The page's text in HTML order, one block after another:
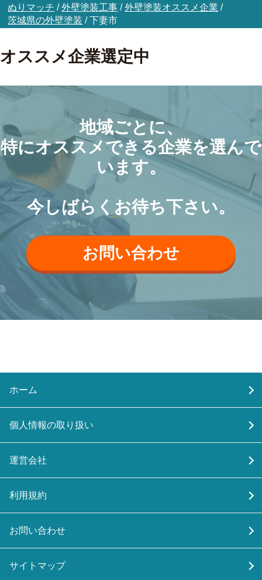
ぬりマッチ /外壁塗装工事 /外壁塗装オススメ企業 /
茨城県の外壁塗装 /下妻市
オススメ企業選定中
地域ごとに、
特にオススメできる企業を選んで
います。
今しばらくお待ち下さい。
お問い合わせ
ホーム
個人情報の取り扱い
運営会社
利用規約
お問い合わせ
サイトマップ